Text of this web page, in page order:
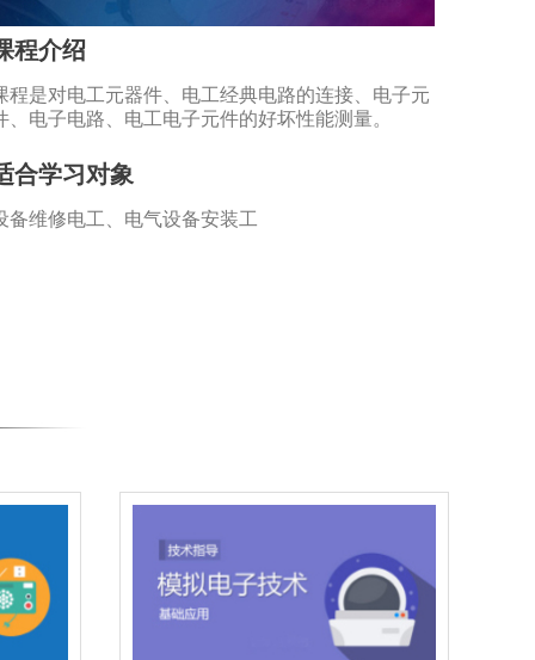
程介绍
程是对电工元器件、电工经典电路的连接、电子元
、电子电路、电工电子元件的好坏性能测量。
合学习对象
备维修电工、电气设备安装工